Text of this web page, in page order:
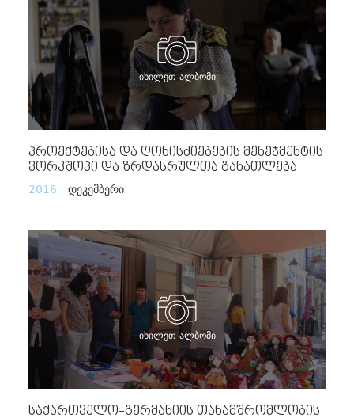
იხილეთ ალბომი
Პროექტებისა Და Ღონისძიებების Მენეჯმენტის
Ვორკშოპი Და Ზრდასრულთა Განათლება
2016 დეკემბერი
იხილეთ ალბომი
Საქართველო-Გერმანიის Თანამშრომლობის